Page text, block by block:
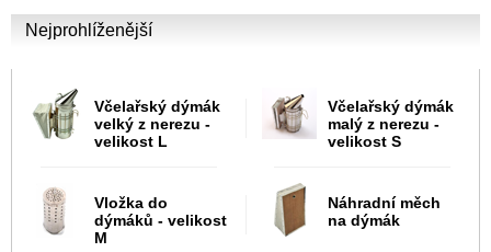
Nejprohlíženější
Včelařský dýmák
velký z nerezu -
velikost L
Včelařský dýmák
malý z nerezu -
velikost S
Vložka do
dýmáků - velikost
M
Náhradní měch
na dýmák